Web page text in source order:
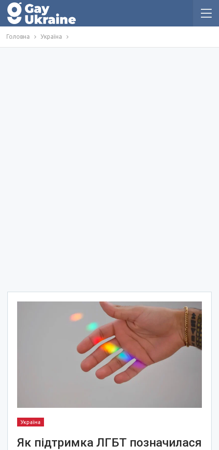
Головна Україна
Україна
Як підтримка ЛГБТ позначилася